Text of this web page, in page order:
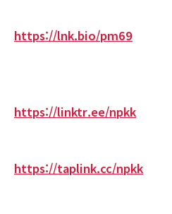
https://lnk.bio/pm69
https://linktr.ee/npkk
https://taplink.cc/npkk